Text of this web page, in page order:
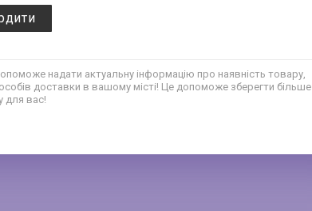
надати актуальну інформацію про наявність товару,
доставки в вашому місті! Це допоможе зберегти більше
для вас!
3,8 см (з органзи)